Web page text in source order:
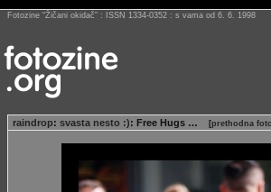
Fotozine “Žičani okidač” : ISSN 1334-0352 : s vama od 6. 6. 1998
raindrop: svasta nesto :): Free Hugs … [prethodna